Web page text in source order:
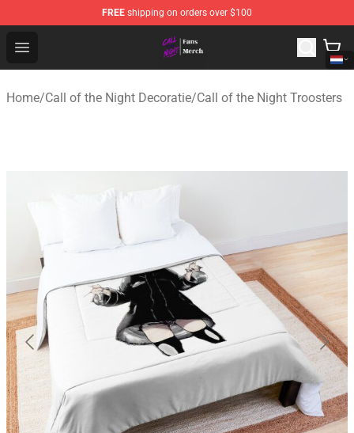
FREE shipping on orders over $100
Open menu
Call of the Night Store - Official Call of the Night
Home/Call of the Night Decoratie/Call of the Night Troosters